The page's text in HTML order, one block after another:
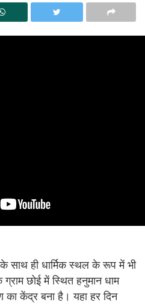
के साथ ही धार्मिक स्थल के रूप में भी
छोई में स्थित हनुमान धाम
केंद्र बना है। यहा हर दिन